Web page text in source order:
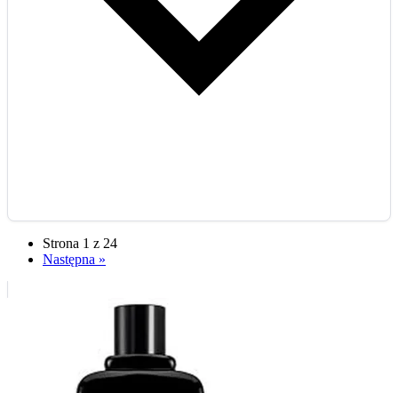
Strona 1 z 24
Następna »